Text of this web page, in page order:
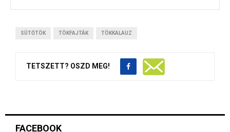
SÜTŐTÖK TÖKFAJTÁK TÖKKALAUZ
TETSZETT? OSZD MEG!
FACEBOOK